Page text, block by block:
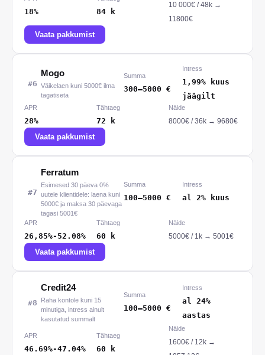
18% 84 k
10 000€ /48 k →
11800€
Vaata pakkumist
#6
Mogo
Väikelaen kuni 5000€ ilma
tagatiseta
Summa
300–5000 €
Intress
1,99% kuus
jäägilt
APR
28%
Tähtaeg
72 k
Näide
8000€ /36 k → 9680€
Vaata pakkumist
#7
Ferratum
Esimesed 30 päeva 0%
uutele klientidele: laena kuni
5000€ ja maksa 30 päevaga
tagasi 5001€
Summa
100–5000 €
Intress
al 2% kuus
APR
26,85%-52.08%
Tähtaeg
60 k
Näide
5000€ / 1 k → 5001€
Vaata pakkumist
#8
Credit24
Raha kontole kuni 15
minutiga, intress ainult
kasutatud summalt
Summa
100–5000 €
Intress
al 24%
aastas
APR
46.69%-47.04%
Tähtaeg
60 k
Näide
1600€ / 12 k →